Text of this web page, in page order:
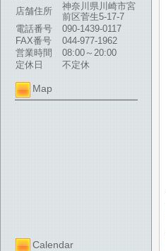
店舗住所
神奈川県川崎市宮
前区菅生5-17-7
電話番号
090-1439-0117
FAX番号
044-977-1962
営業時間
08:00～20:00
定休日
不定休
Map
Calendar